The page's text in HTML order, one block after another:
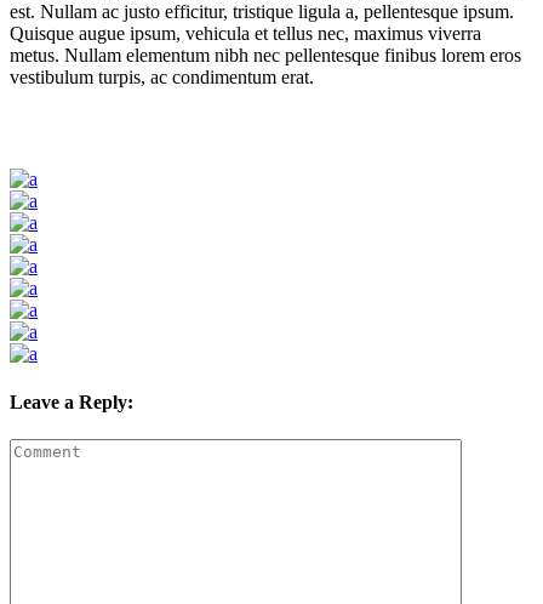
est. Nullam ac justo efficitur, tristique ligula a, pellentesque ipsum.
Quisque augue ipsum, vehicula et tellus nec, maximus viverra
metus. Nullam elementum nibh nec pellentesque finibus lorem eros
vestibulum turpis, ac condimentum erat.
Leave a Reply: